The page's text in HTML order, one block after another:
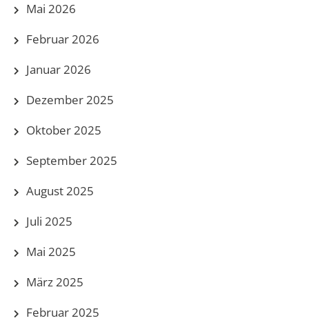
Mai 2026
Februar 2026
Januar 2026
Dezember 2025
Oktober 2025
September 2025
August 2025
Juli 2025
Mai 2025
März 2025
Februar 2025